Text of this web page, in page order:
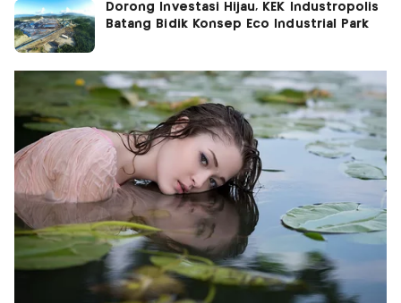
Dorong Investasi Hijau, KEK Industropolis
Batang Bidik Konsep Eco Industrial Park